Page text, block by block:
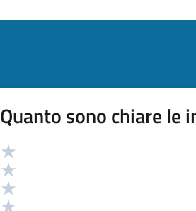
Quanto sono chiare le
Valutazione